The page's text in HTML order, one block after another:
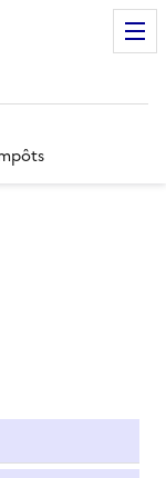
clés, partie du